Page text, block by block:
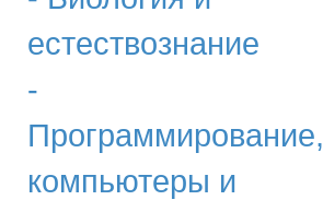
естествознание
-
Программирование,
компьютеры и